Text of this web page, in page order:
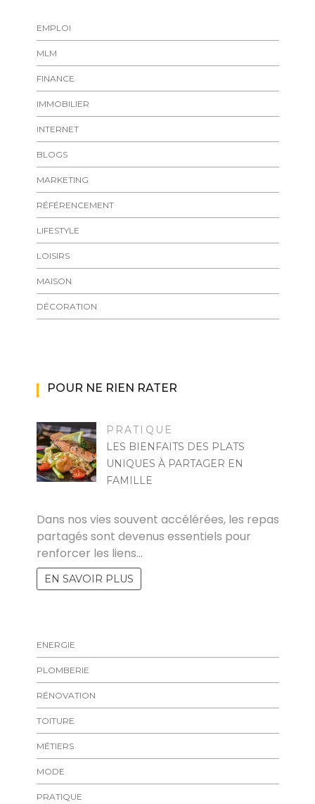
EMPLOI
MLM
FINANCE
IMMOBILIER
INTERNET
BLOGS
MARKETING
RÉFÉRENCEMENT
LIFESTYLE
LOISIRS
MAISON
DÉCORATION
POUR NE RIEN RATER
PRATIQUE
LES BIENFAITS DES PLATS
UNIQUES À PARTAGER EN
FAMILLE
Dans nos vies souvent accélérées, les repas
partagés sont devenus essentiels pour
renforcer les liens…
EN SAVOIR PLUS
ENERGIE
PLOMBERIE
RÉNOVATION
TOITURE
MÉTIERS
MODE
PRATIQUE